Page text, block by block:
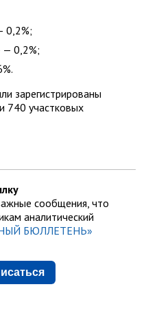
0,2%;
— 0,2%;
зарегистрированы
740 участковых
сообщения, что
аналитический
БЮЛЛЕТЕНЬ»